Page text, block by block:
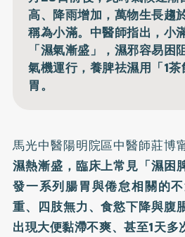
高、降雨增加，萬物生長趨
稱為小滿。中醫師指出，小
「濕氣漸盛」，濕邪容易困
氣機運行，養脾祛濕用「1
胃。
馬光中醫陽明院區中醫師莊博
濕熱漸盛，臨床上常見「濕困
發一系列腸胃與倦怠相關的
重、四肢無力、食慾下降與腹
出現大便黏滯不爽、甚至1天多